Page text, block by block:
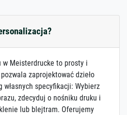
w Meisterdrucke to prosty i
zaprojektować dzieło
własnych specyfikacji: Wybierz
zdecyduj o nośniku druku i
lub blejtram. Oferujemy